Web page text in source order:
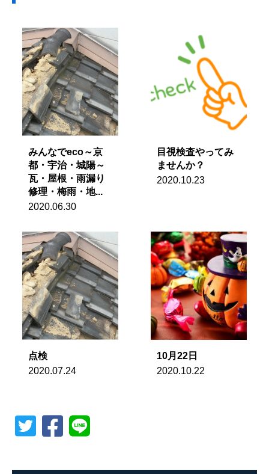
みんなでeco～京
都・宇治・城陽～
瓦・屋根・雨漏り
修理・梅雨・地...
2020.06.30
目視検査やってみ
ませんか？
2020.10.23
点検
2020.07.24
10月22日
2020.10.22